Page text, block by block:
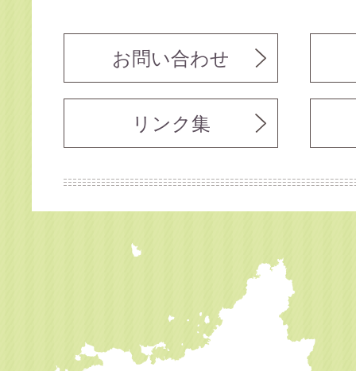
お問い合わせ
リンク集